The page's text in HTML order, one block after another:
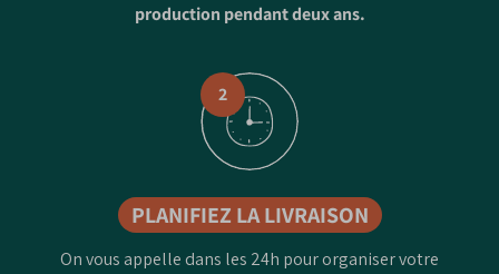
production pendant deux ans.
2
PLANIFIEZ LA LIVRAISON
On vous appelle dans les 24h pour organiser votre